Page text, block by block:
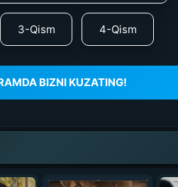
3-Qism 4-Qism
BIZNI KUZATING!